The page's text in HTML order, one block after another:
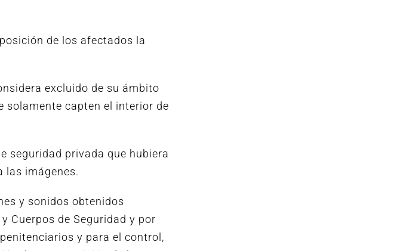
de los afectados la
excluido de su ámbito
solamente capten el interior de
seguridad privada que hubiera
las imágenes.
y sonidos obtenidos
Cuerpos de Seguridad y por
y para el control,